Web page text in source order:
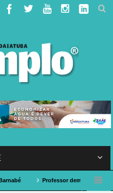
Professor demitido por assédio